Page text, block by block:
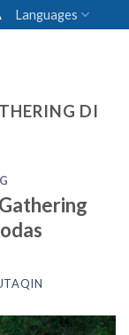
Languages
DI